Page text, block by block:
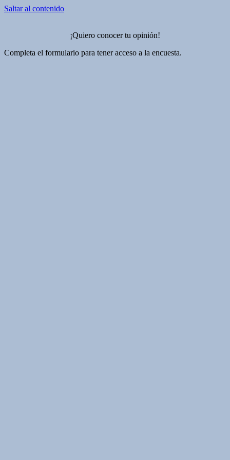
Saltar al contenido
¡Quiero conocer tu opinión!
Completa el formulario para tener acceso a la encuesta.